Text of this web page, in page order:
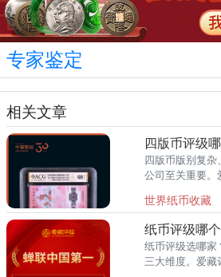
专家鉴定
相关文章
四版币版别复
公司至关重要。
元，是四版币
为什么要评级？
世界纸币收藏
纸币评级选哪家
三大维度。爱藏